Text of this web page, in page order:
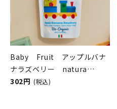
Baby Fruit アップルバナ
ナラズベリー natura
nuova（ベビーフルーツ／ナ
302円 (税込)